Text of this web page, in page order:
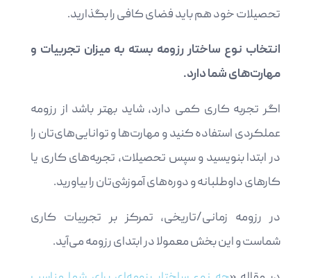
تحصیلات خود هم باید فضای کافی را بگذارید.
انتخاب نوع ساختار رزومه بسته به میزان تجربیات و
مهارت‌های شما دارد.
اگر تجربه کاری کمی دارد، شاید بهتر باشد از رزومه
عملکردی استفاده کنید و مهارت‌ها و توانایی‌های‌تان را
در ابتدا بنویسید و سپس تحصیلات، تجربه‌های کاری یا
کارهای داوطلبانه و دوره‌های آموزشی‌تان را بیاورید.
در رزومه زمانی/تاریخی، تمرکز بر تجربیات کاری
شماست و این بخش معمولا در ابتدای رزومه می‌آید.